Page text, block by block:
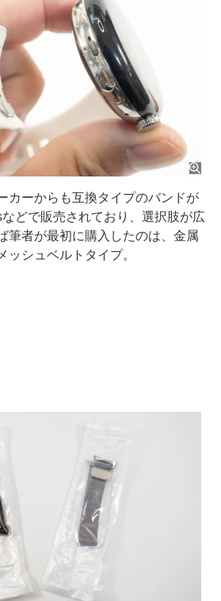
カーからも互換タイプのバンドが
どで販売されており、選択肢が広
筆者が最初に購入したのは、金属
ッシュベルトタイプ。